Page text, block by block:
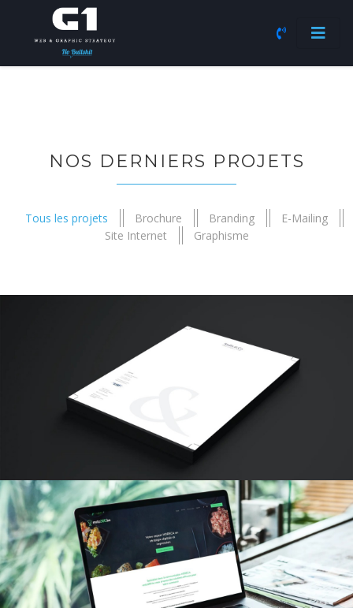
NOS DERNIERS PROJETS
Tous les projets Brochure Branding
E-Mailing
Site Internet
Graphisme